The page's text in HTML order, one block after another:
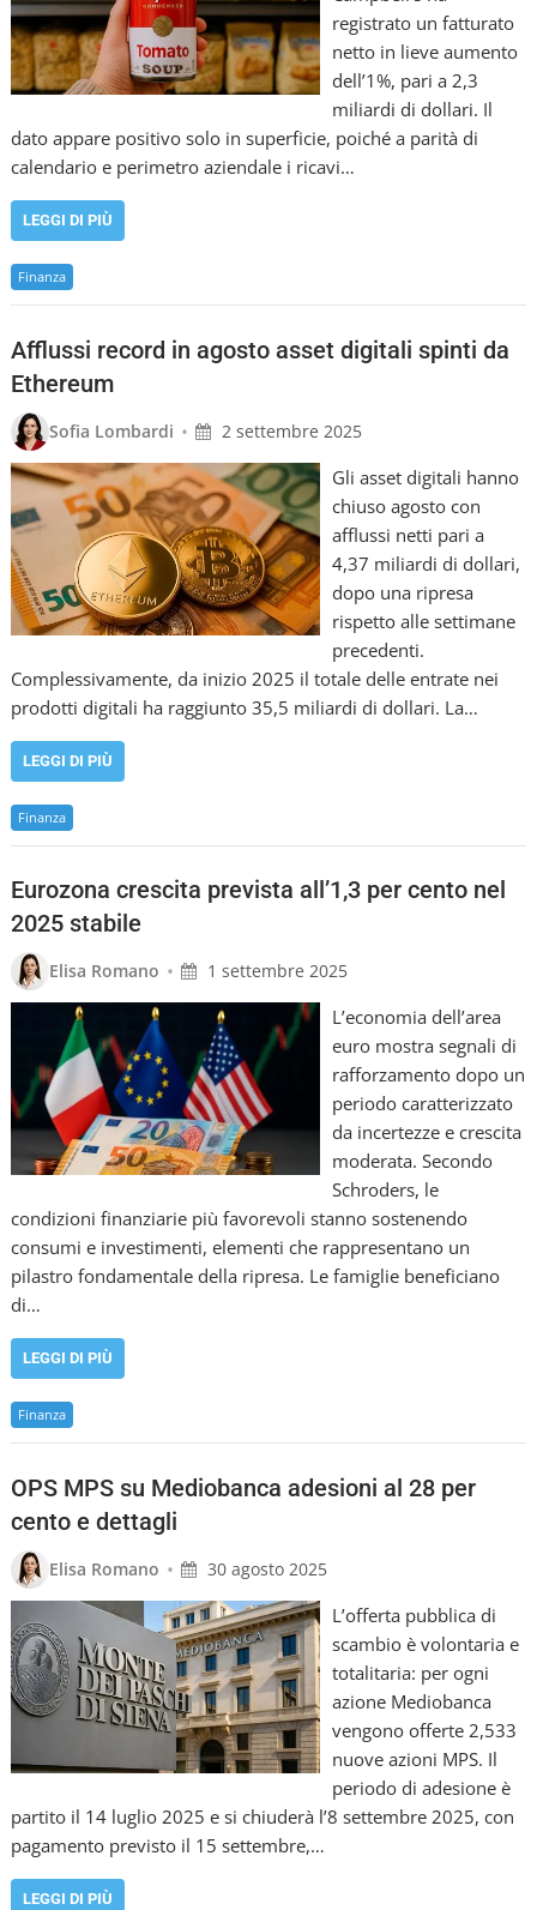
registrato un fatturato
netto in lieve aumento
dell’1%, pari a 2,3
miliardi di dollari. Il
dato appare positivo solo in superficie, poiché a parità di
calendario e perimetro aziendale i ricavi…
LEGGI DI PIÙ
Finanza
Afflussi record in agosto asset digitali spinti da
Ethereum
Sofia Lombardi • 2 settembre 2025
Gli asset digitali hanno
chiuso agosto con
afflussi netti pari a
4,37 miliardi di dollari,
dopo una ripresa
rispetto alle settimane
precedenti.
Complessivamente, da inizio 2025 il totale delle entrate nei
prodotti digitali ha raggiunto 35,5 miliardi di dollari. La…
LEGGI DI PIÙ
Finanza
Eurozona crescita prevista all’1,3 per cento nel
2025 stabile
Elisa Romano • 1 settembre 2025
L’economia dell’area
euro mostra segnali di
rafforzamento dopo un
periodo caratterizzato
da incertezze e crescita
moderata. Secondo
Schroders, le
condizioni finanziarie più favorevoli stanno sostenendo
consumi e investimenti, elementi che rappresentano un
pilastro fondamentale della ripresa. Le famiglie beneficiano
di…
LEGGI DI PIÙ
Finanza
OPS MPS su Mediobanca adesioni al 28 per
cento e dettagli
Elisa Romano • 30 agosto 2025
L’offerta pubblica di
scambio è volontaria e
totalitaria: per ogni
azione Mediobanca
vengono offerte 2,533
nuove azioni MPS. Il
periodo di adesione è
partito il 14 luglio 2025 e si chiuderà l’8 settembre 2025, con
pagamento previsto il 15 settembre,…
LEGGI DI PIÙ